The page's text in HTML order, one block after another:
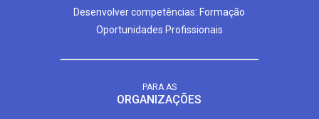
Desenvolver competências: Formação
Oportunidades Profissionais
PARA AS
ORGANIZAÇÕES